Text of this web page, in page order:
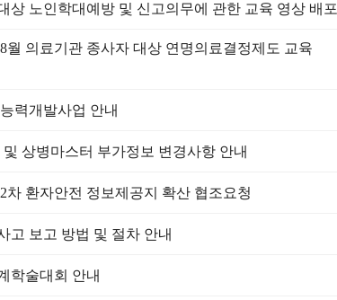
상 노인학대예방 및 신고의무에 관한 교육 영상 배포
월 의료기관 종사자 대상 연명의료결정제도 교육
력개발사업 안내
상병마스터 부가정보 변경사항 안내
차 환자안전 정보제공지 확산 협조요청
고 보고 방법 및 절차 안내
학술대회 안내